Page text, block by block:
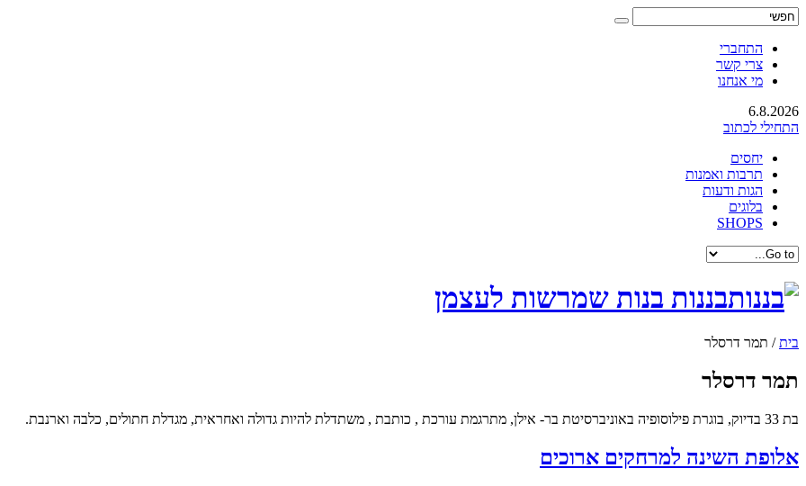
התחברי
צרי קשר
מי אנחנו
6.8.2026
התחילי לכתוב
יחסים
תרבות ואמנות
הגות ודעות
בלוגים
SHOPS
בננות בנות שמרשות לעצמן
בית/ תמר דרסלר
תמר דרסלר
בת 33 בדיוק, בוגרת פילוסופיה באוניברסיטת בר- אילן, מתרגמת עורכת , כותבת , משתדלת להיות גדולה ואחראית, מגדלת חתולים, כלבה וארנבת.
אלופת השינה למרחקים ארוכים